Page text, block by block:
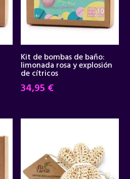
Kit de bombas de baño:
limonada rosa y explosión
de cítricos
34,95 €